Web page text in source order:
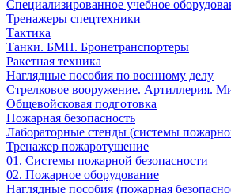
Специализированное учебное
Тренажеры спецтехники
Тактика
Танки. БМП. Бронетранспортеры
Ракетная техника
Наглядные пособия по военному делу
Стрелковое вооружение. Артиллерия.
Общевойсковая подготовка
Пожарная безопасность
Лабораторные стенды (системы
Тренажер пожаротушение
01. Системы пожарной безопасности
02. Пожарное оборудование
Наглядные пособия (пожарная